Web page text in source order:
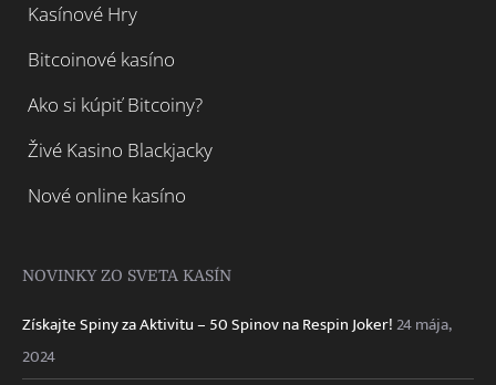
Kasínové Hry
Bitcoinové kasíno
Ako si kúpiť Bitcoiny?
Živé Kasino Blackjacky
Nové online kasíno
NOVINKY ZO SVETA KASÍN
Získajte Spiny za Aktivitu – 50 Spinov na Respin Joker!24 mája,
2024